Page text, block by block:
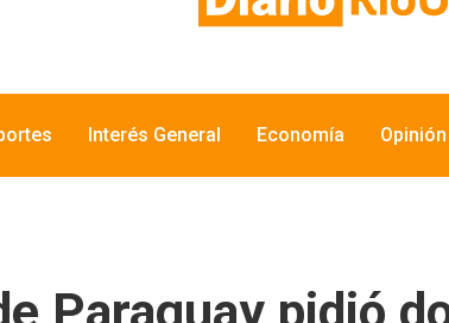
Interés General Economía Opinión
Paraguay pidió